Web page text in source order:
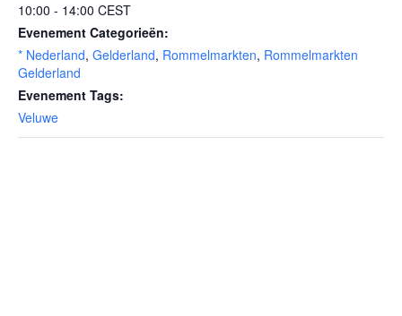
10:00 - 14:00 CEST
Evenement Categorieën:
* Nederland, Gelderland, Rommelmarkten, Rommelmarkten
Gelderland
Evenement Tags:
Veluwe